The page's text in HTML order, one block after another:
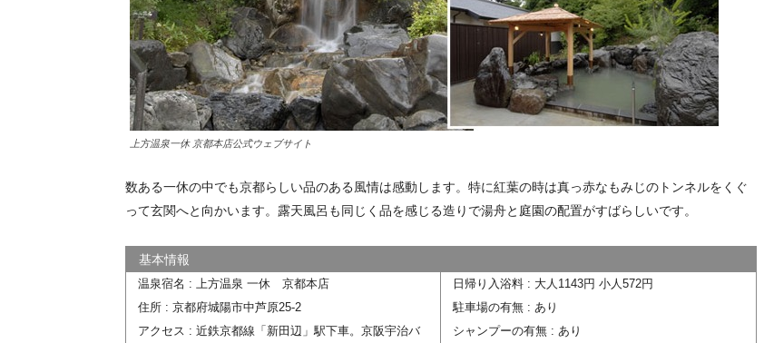
上方温泉一休 京都本店公式ウェブサイト
数ある一休の中でも京都らしい品のある風情は感動します。特に紅葉の時は真っ赤なもみじのトンネルをくぐ
って玄関へと向かいます。露天風呂も同じく品を感じる造りで湯舟と庭園の配置がすばらしいです。
温泉宿名 : 上方温泉 一休 京都本店
住所 : 京都府城陽市中芦原25-2
アクセス : 近鉄京都線「新田辺」駅下車。京阪宇治バ
日帰り入浴料 : 大人1143円 小人572円
駐車場の有無 : あり
シャンプーの有無 : あり